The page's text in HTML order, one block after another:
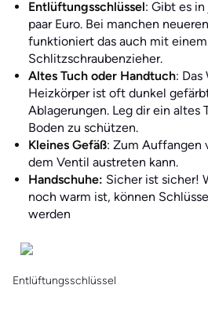
Entlüftungsschlüssel: Gibt es
paar Euro. Bei manchen
funktioniert das auch mit
Schlitzschraubenzieher.
Altes Tuch oder Handtuch: Das
Heizkörper ist oft dunkel
Ablagerungen. Leg dir ein altes
Boden zu schützen.
Kleines Gefäß: Zum Auffangen
dem Ventil austreten kann.
Handschuhe: Sicher ist sicher!
noch warm ist, können
werden
Entlüftungsschlüssel